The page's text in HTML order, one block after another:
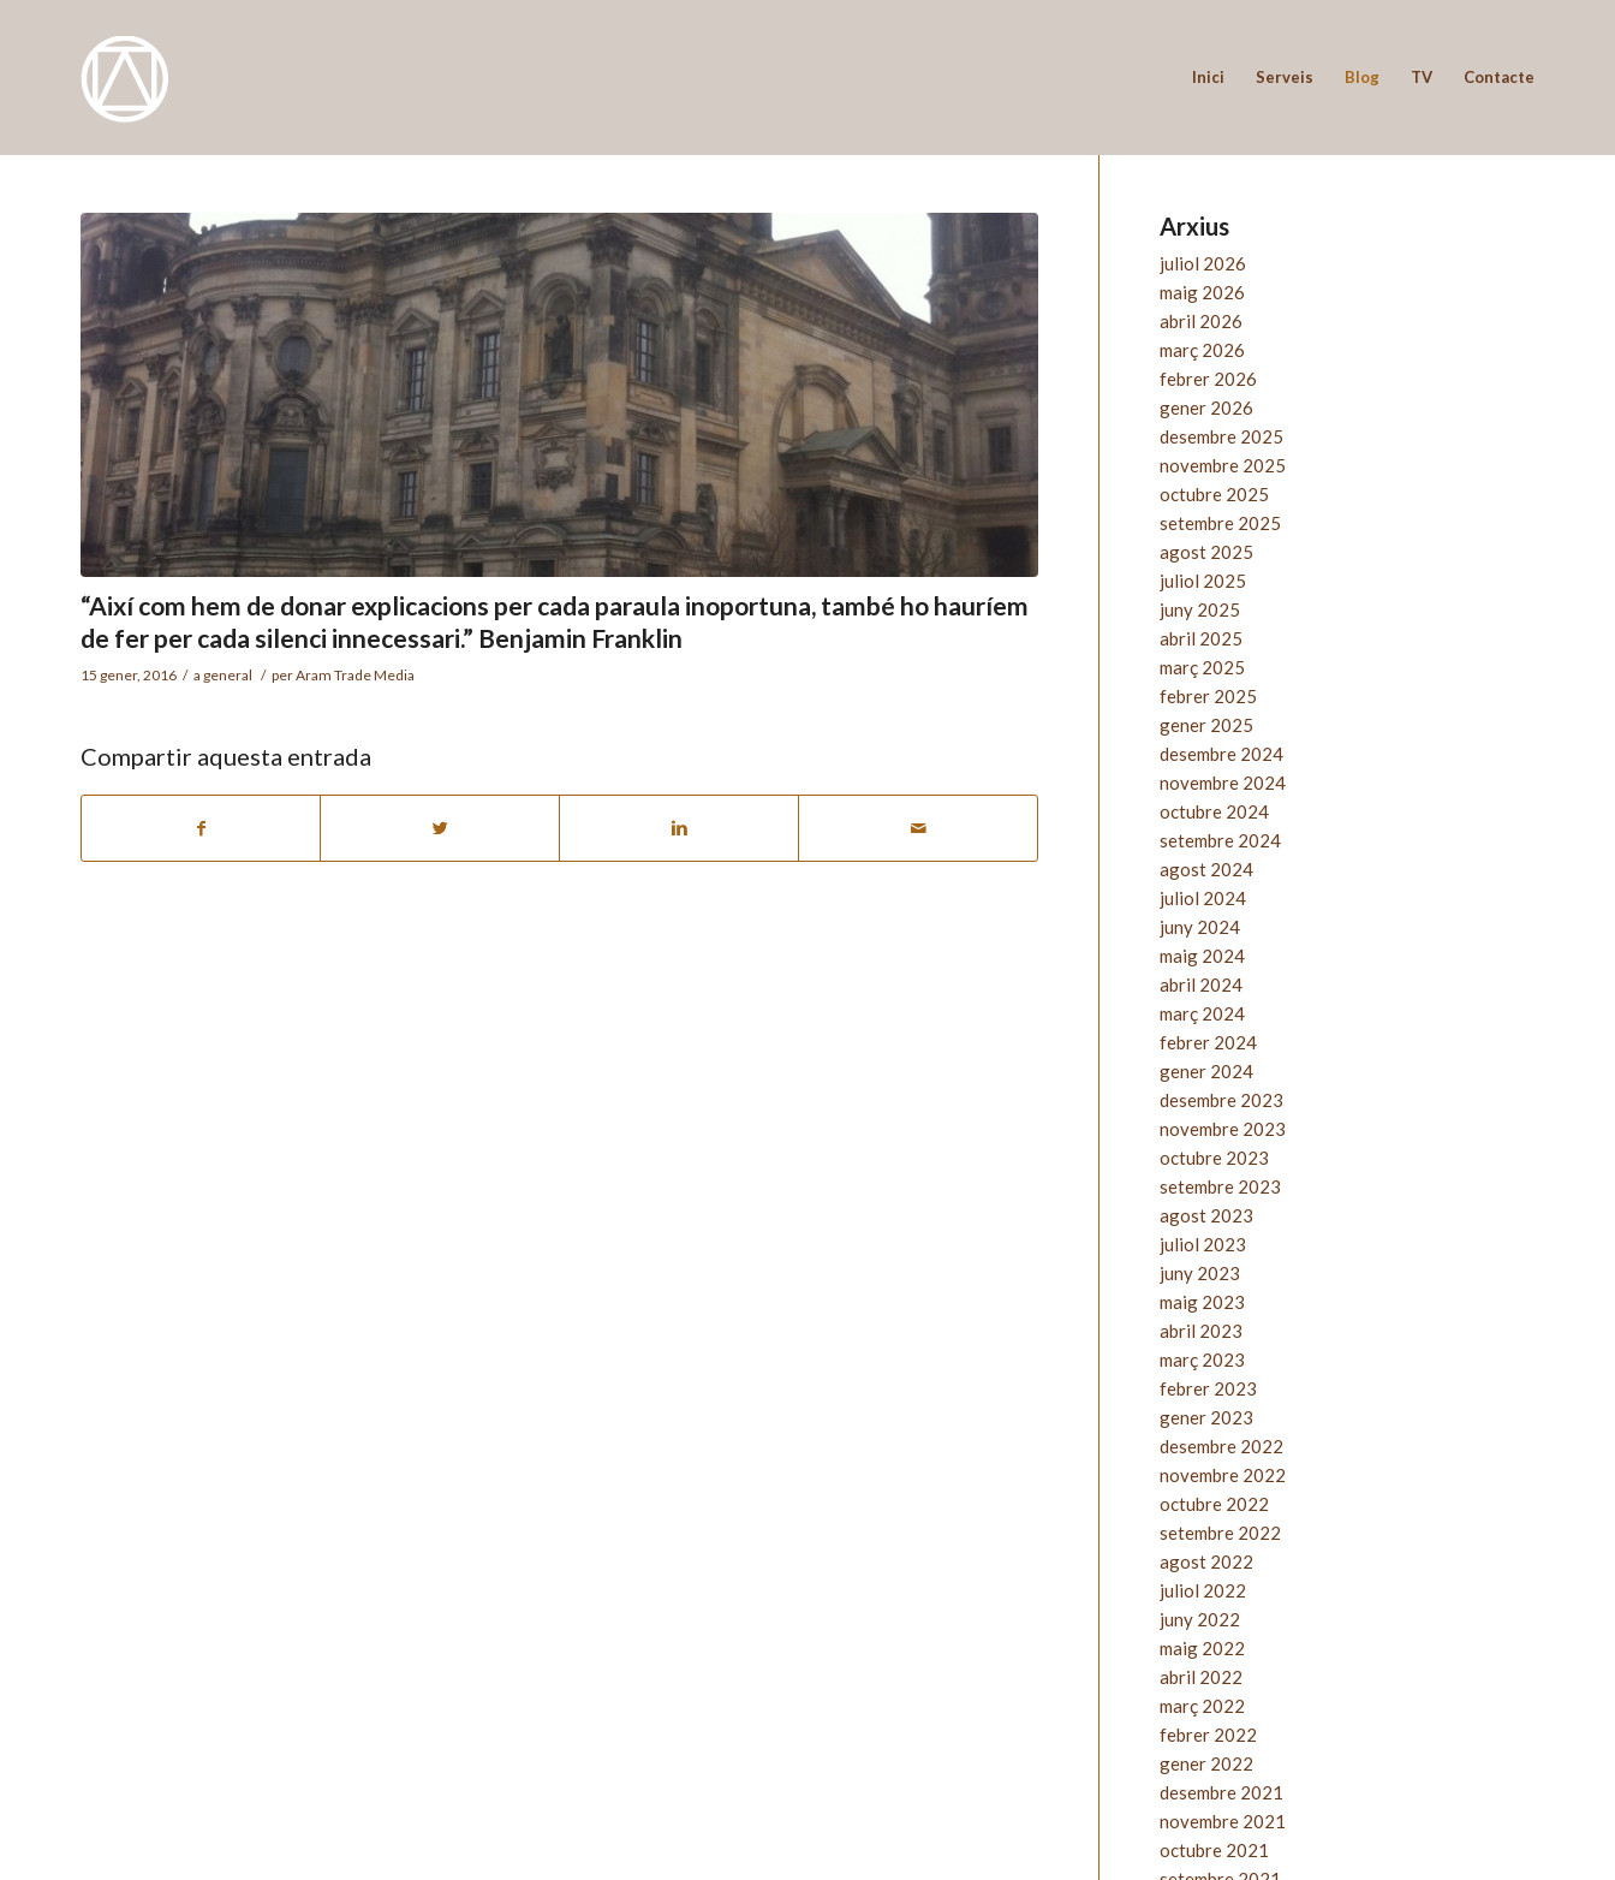
Inici Serveis Blog TV Contacte
“Així com hem de donar explicacions per cada paraula inoportuna, també ho hauríem
de fer per cada silenci innecessari.” Benjamin Franklin
15 gener, 2016 / a general / perAram Trade Media
Compartir aquesta entrada
Arxius
juliol 2026
maig 2026
abril 2026
març 2026
febrer 2026
gener 2026
desembre 2025
novembre 2025
octubre 2025
setembre 2025
agost 2025
juliol 2025
juny 2025
abril 2025
març 2025
febrer 2025
gener 2025
desembre 2024
novembre 2024
octubre 2024
setembre 2024
agost 2024
juliol 2024
juny 2024
maig 2024
abril 2024
març 2024
febrer 2024
gener 2024
desembre 2023
novembre 2023
octubre 2023
setembre 2023
agost 2023
juliol 2023
juny 2023
maig 2023
abril 2023
març 2023
febrer 2023
gener 2023
desembre 2022
novembre 2022
octubre 2022
setembre 2022
agost 2022
juliol 2022
juny 2022
maig 2022
abril 2022
març 2022
febrer 2022
gener 2022
desembre 2021
novembre 2021
octubre 2021